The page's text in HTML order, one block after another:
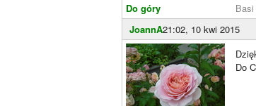
Do góry
JoannA21:02, 10 kwi 2015
Do